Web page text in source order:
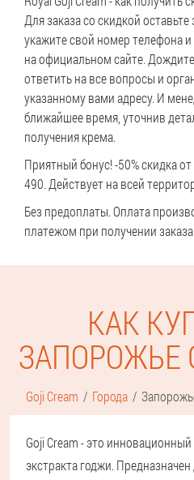
Для заказа со скидкой
укажите свой номер телефона
на официальном сайте.
ответить на все вопросы и
указанному вами адресу. И
ближайшее время, уточнив
получения крема.
Приятный бонус! -50% скидка
490. Действует на всей
Без предоплаты. Оплата
платежом при получении заказа.
КАК
ЗАПОРОЖЬЕ
Goji Cream Города
Goji Cream - это
экстракта годжи.